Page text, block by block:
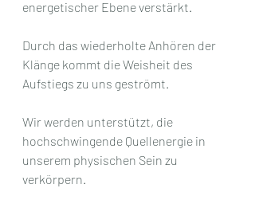
energetischer Ebene verstärkt.
Durch das wiederholte Anhören der
Klänge kommt die Weisheit des
Aufstiegs zu uns geströmt.
Wir werden unterstützt, die
hochschwingende Quellenergie in
unserem physischen Sein zu
verkörpern.